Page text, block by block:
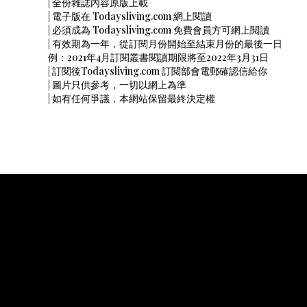
| 電子版在 Todaysliving.com 網上閱讀
| 必須成為 Todaysliving.com 免費會員方可網上閱讀
| 有效期為一年，從訂閱月份開始至結束月份的最後一日
例：2021年4月訂閱叢書閱讀期限將至2022年3月31日
| 訂閱後Todaysliving.com 訂閱部會電郵確認信給你
| 圖片只供參考，一切以網上為準
| 如有任何爭議，本網站保留最終決定權